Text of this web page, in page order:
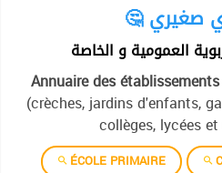
صغيري
العمومية و الخاصة
Annuaire des
(crèches, jardins d'enfants,
collèges, lycées
ÉCOLE PRIMAIRE